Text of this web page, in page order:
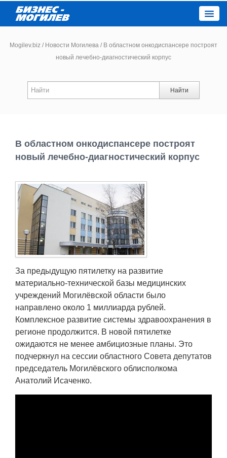
Новости
Работа
Афиша
Объявления
Транспорт
Погода
Курсы валют
Еще
Mogilev.biz / Новости Могилева /В областном онкодиспансере построят
новый лечебно-диагностический корпус
Найти
В областном онкодиспансере построят
новый лечебно-диагностический корпус
За предыдущую пятилетку на развитие
материально-технической базы медицинских
учреждений Могилёвской области было
направлено около 1 миллиарда рублей.
Комплексное развитие системы здравоохранения в
регионе продолжится. В новой пятилетке
ожидаются не менее амбициозные планы. Это
подчеркнул на сессии областного Совета депутатов
председатель Могилёвского облисполкома
Анатолий Исаченко.